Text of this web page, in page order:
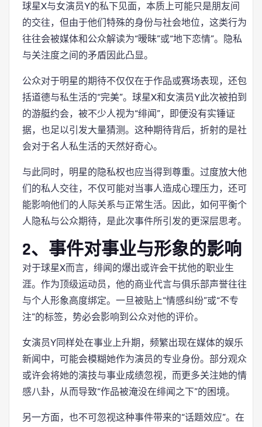
球星X与女演员Y的私下见面，本质上可能只是朋友间
的交往，但由于他们特殊的身份与社会地位，这类行为
往往会被媒体和公众解读为“暧昧”或“地下恋情”。隐私
与关注度之间的矛盾因此凸显。
公众对于明星的期待不仅仅在于作品或赛场表现，还包
括道德与私生活的“完美”。球星X和女演员Y此次被拍到
的游艇约会，被不少人视为“绯闻”，即便没有实锤证
据，也足以引发大量猜测。这种期待背后，折射的是社
会对于名人私生活的天然好奇心。
与此同时，明星的隐私权也应当得到尊重。过度放大他
们的私人交往，不仅可能对当事人造成心理压力，还可
能影响他们的人际关系与正常生活。因此，如何平衡个
人隐私与公众期待，是此次事件所引发的更深层思考。
2、事件对事业与形象的影响
对于球星X而言，绯闻的爆出或许会干扰他的职业生
涯。作为顶级运动员，他的商业代言与俱乐部声誉往往
与个人形象高度绑定。一旦被贴上“情感纠纷”或“不专
注”的标签，势必会影响到公众对他的评价。
女演员Y同样处在事业上升期，频繁出现在媒体的娱乐
新闻中，可能会模糊她作为演员的专业身份。部分观众
或许会将她的演技与事业成绩忽视，而更多关注她的情
感八卦，从而导致“作品被淹没在绯闻之下”的困境。
另一方面，也不可忽视这种事件带来的“话题效应”。在